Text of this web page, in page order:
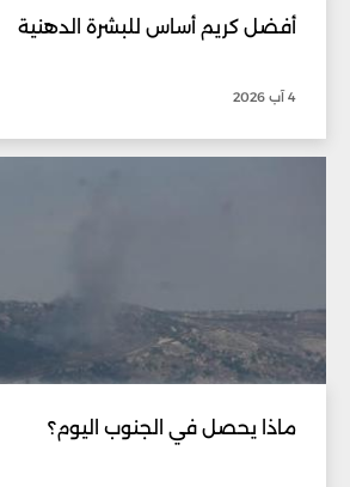
أفضل كريم أساس للبشرة الدهنية
4 آب 2026
ماذا يحصل في الجنوب اليوم؟